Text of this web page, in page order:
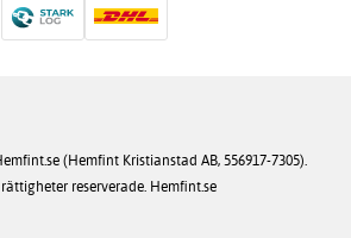
(Hemfint Kristianstad AB, 556917-7305).
reserverade. Hemfint.se